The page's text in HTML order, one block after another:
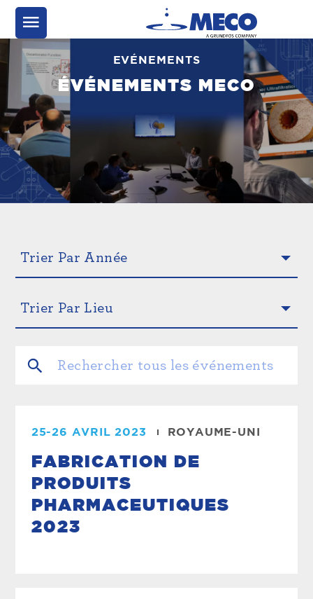
EVÉNEMENTS
ÉVÉNEMENTS MECO
25-26 AVRIL 2023 ROYAUME-UNI
FABRICATION DE
PRODUITS
PHARMACEUTIQUES
2023